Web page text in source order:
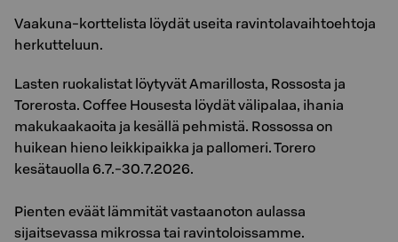
Vaakuna-korttelista löydät useita ravintolavaihtoehtoja
herkutteluun.
Lasten ruokalistat löytyvät Amarillosta, Rossosta ja
Torerosta. Coffee Housesta löydät välipalaa, ihania
makukaakaoita ja kesällä pehmistä. Rossossa on
huikean hieno leikkipaikka ja pallomeri. Torero
kesätauolla 6.7.-30.7.2026.
Pienten eväät lämmität vastaanoton aulassa
sijaitsevassa mikrossa tai ravintoloissamme.